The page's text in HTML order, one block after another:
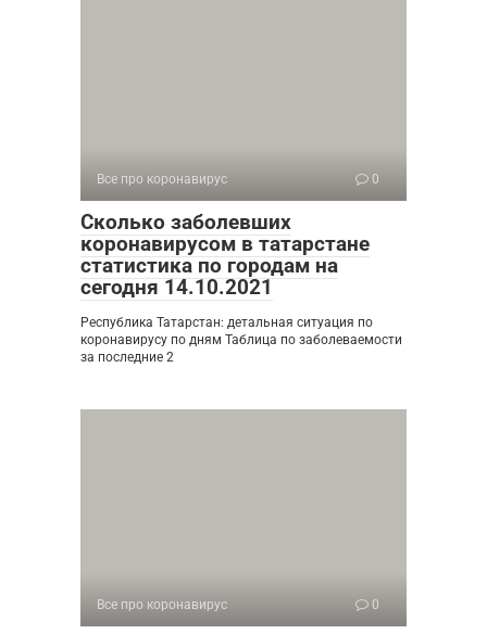
Все про коронавирус 0
Сколько заболевших
коронавирусом в татарстане
статистика по городам на
сегодня 14.10.2021
Республика Татарстан: детальная ситуация по
коронавирусу по дням Таблица по заболеваемости
за последние 2
Все про коронавирус 0